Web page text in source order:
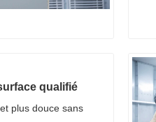
qualifié
plus douce sans